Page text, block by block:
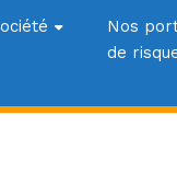
Nos
de